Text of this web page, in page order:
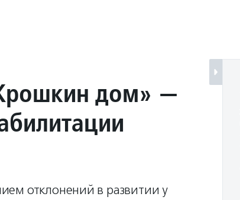
дом» —
отклонений в развитии у